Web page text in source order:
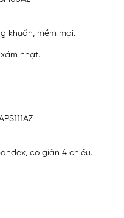
khuẩn, mềm mại.
nhạt.
co giãn 4 chiều.